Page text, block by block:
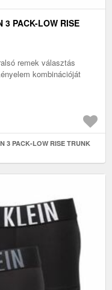
3 PACK-LOW RISE
remek választás
kombinációját
3 PACK-LOW RISE TRUNK